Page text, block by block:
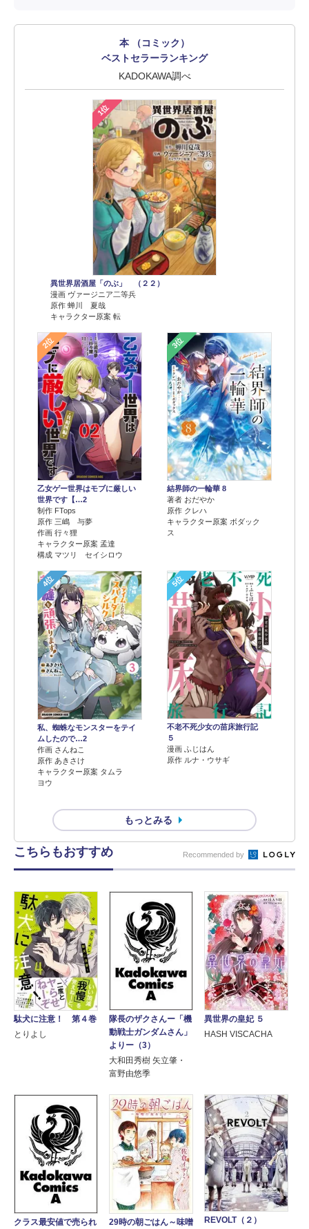
本 （コミック）
ベストセラーランキング
KADOKAWA調べ
1位
異世界居酒屋「のぶ」 （２２）
漫画 ヴァージニア二等兵
原作 蝉川 夏哉
キャラクター原案 転
2位
乙女ゲー世界はモブに厳しい
世界です【…2
制作 FTops
原作 三嶋 与夢
作画 行々狸
キャラクター原案 孟達
構成 マツリ セイシロウ
3位
結界師の一輪華 8
著者 おだやか
原作 クレハ
キャラクター原案 ボダック
ス
4位
私、蜘蛛なモンスターをテイ
ムしたので…2
作画 さんねこ
原作 あきさけ
キャラクター原案 タムラ
ヨウ
5位
不老不死少女の苗床旅行記
５
漫画 ふじはん
原作 ルナ・ウサギ
もっとみる
こちらもおすすめ Recommended by
駄犬に注意！ 第４巻
とりよし
隊長のザクさんー「機
動戦士ガンダムさん」
よりー（3）
大和田秀樹 矢立肇・
富野由悠季
異世界の皇妃 ５
HASH VISCACHA
クラス最安値で売られ
29時の朝ごはん～味噌
REVOLT（２）